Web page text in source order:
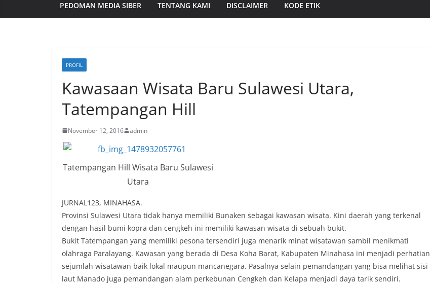
PEDOMAN MEDIA SIBER TENTANG KAMI DISCLAIMER KODE ETIK
PROFIL
Kawasaan Wisata Baru Sulawesi Utara,
Tatempangan Hill
November 12, 2016 admin
Tatempangan Hill Wisata Baru Sulawesi
Utara
JURNAL123, MINAHASA.
Provinsi Sulawesi Utara tidak hanya memiliki Bunaken sebagai kawasan wisata. Kini daerah yang terkenal
dengan hasil bumi kopra dan cengkeh ini memiliki kawasan wisata di sebuah bukit.
Bukit Tatempangan yang memiliki pesona tersendiri juga menarik minat wisatawan sambil menikmati
olahraga Paralayang. Kawasan yang berada di Desa Koha Barat, Kabupaten Minahasa ini menjadi perhatian
sejumlah wisatawan baik lokal maupun mancanegara. Pasalnya selain pemandangan yang bisa melihat sisi
laut Manado juga pemandangan alam perkebunan Cengkeh dan Kelapa menjadi daya tarik sendiri.